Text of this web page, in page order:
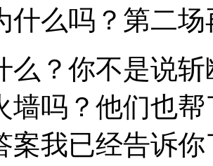
什么吗？第二
你不是说斩
墙吗？他们也
案我已经告诉